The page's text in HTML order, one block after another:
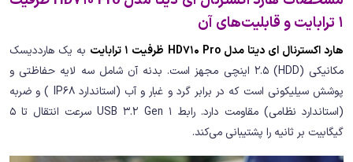
1 ترابایت و قابلیت‌های آن
هارد اکسترنال ای دیتا مدل HD710 Pro ظرفیت 1 ترابایت
به یک هارددیسک
مکانیکی (HDD) 2.5 اینچی مجهز است. بدنه آن شامل سه لایه حفاظتی و
پوشش سیلیکونی است که در برابر گرد و غبار و آب (استاندارد IP68 ) و ضربه
(استاندارد نظامی) مقاومت دارد. رابط USB 3.2 Gen 1 سرعت انتقال تا 5
گیگابیت بر ثانیه را پشتیبانی می‌کند.